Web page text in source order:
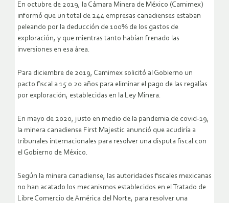
En octubre de 2019, la Cámara Minera de México (Camimex)
informó que un total de 244 empresas canadienses estaban
peleando por la deducción de 100% de los gastos de
exploración, y que mientras tanto habían frenado las
inversiones en esa área.
Para diciembre de 2019, Camimex solicitó al Gobierno un
pacto fiscal a 15 o 20 años para eliminar el pago de las regalías
por exploración, establecidas en la Ley Minera.
En mayo de 2020, justo en medio de la pandemia de covid-19,
la minera canadiense First Majestic anunció que acudiría a
tribunales internacionales para resolver una disputa fiscal con
el Gobierno de México.
Según la minera canadiense, las autoridades fiscales mexicanas
no han acatado los mecanismos establecidos en el Tratado de
Libre Comercio de América del Norte, para resolver una